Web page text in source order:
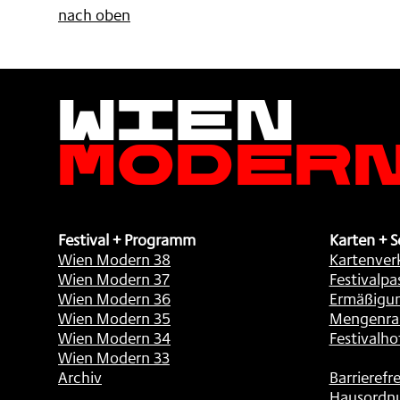
nach oben
Wien
Festival + Programm
Wien Modern 38
Wien Modern 37
Wien Modern 36
Wien Modern 35
Wien Modern 34
Wien Modern 33
Archiv
Karten +